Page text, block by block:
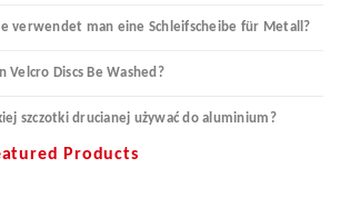
verwendet man eine Schleifscheibe für Metall?
Velcro Discs Be Washed?
szczotki drucianej używać do aluminium?
Products